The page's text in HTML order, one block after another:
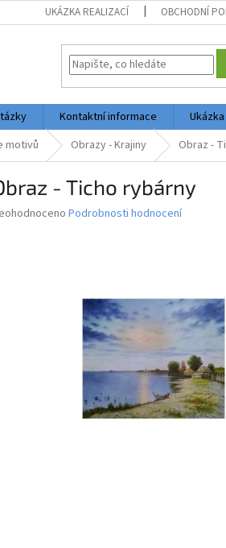
UKÁZKA REALIZACÍ OBCHODNÍ
Kontaktní informace
motivů Obrazy - Krajiny Obraz -
- Ticho rybárny
Podrobnosti hodnocení